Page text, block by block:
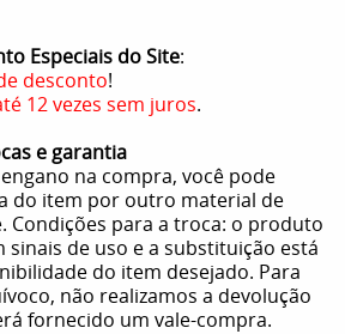
Especiais do Site:
desconto!
12 vezes sem juros.
e garantia
na compra, você pode
do item por outro material de
Condições para a troca: o produto
sinais de uso e a substituição está
do item desejado. Para
não realizamos a devolução
fornecido um vale-compra.